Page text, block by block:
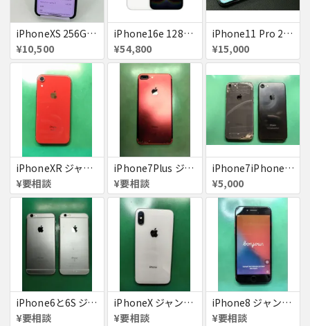
iPhoneXS 256GB 赤ロム 超美品 SoftBank ジャンク スペースグレイ MTE02J/A 送料無料
¥10,500
iPhone16e 128GB ホワイト 送料無料
¥54,800
iPhone11 Pro 256GB ジャンク品
¥15,000
iPhoneXR ジャンク品
¥要相談
iPhone7Plus ジャンク品
¥要相談
iPhone7iPhone8ジャンク
¥5,000
iPhone6と6S ジャンク品
¥要相談
iPhoneX ジャンク品
¥要相談
iPhone8 ジャンク品
¥要相談